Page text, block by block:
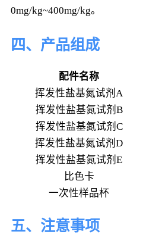
0mg/kg~400mg/kg。
四、产品组成
配件名称
挥发性盐基氮试剂A
挥发性盐基氮试剂B
挥发性盐基氮试剂C
挥发性盐基氮试剂D
挥发性盐基氮试剂E
比色卡
一次性样品杯
五、注意事项